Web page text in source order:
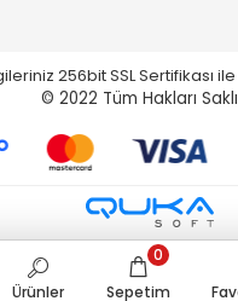
256bit SSL Sertifikası
© 2022 Tüm Hakları
Ürünler Sepetim
0